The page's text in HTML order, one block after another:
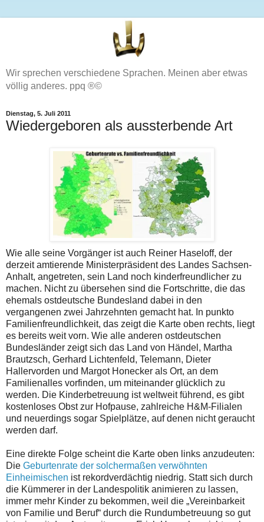
Wir sprechen verschiedene Sprachen. Meinen aber etwas
völlig anderes. ppq ®©
Dienstag, 5. Juli 2011
Wiedergeboren als aussterbende Art
Wie alle seine Vorgänger ist auch Reiner Haseloff, der
derzeit amtierende Ministerpräsident des Landes Sachsen-
Anhalt, angetreten, sein Land noch kinderfreundlicher zu
machen. Nicht zu übersehen sind die Fortschritte, die das
ehemals ostdeutsche Bundesland dabei in den
vergangenen zwei Jahrzehnten gemacht hat. In punkto
Familienfreundlichkeit, das zeigt die Karte oben rechts, liegt
es bereits weit vorn. Wie alle anderen ostdeutschen
Bundesländer zeigt sich das Land von Händel, Martha
Brautzsch, Gerhard Lichtenfeld, Telemann, Dieter
Hallervorden und Margot Honecker als Ort, an dem
Familienalles vorfinden, um miteinander glücklich zu
werden. Die Kinderbetreuung ist weltweit führend, es gibt
kostenloses Obst zur Hofpause, zahlreiche H&M-Filialen
und neuerdings sogar Spielplätze, auf denen nicht geraucht
werden darf.
Eine direkte Folge scheint die Karte oben links anzudeuten:
Die Geburtenrate der solchermaßen verwöhnten
Einheimischen ist rekordverdächtig niedrig. Statt sich durch
die Kümmerer in der Landespolitik animieren zu lassen,
immer mehr Kinder zu bekommen, weil die „Vereinbarkeit
von Familie und Beruf“ durch die Rundumbetreuung so gut